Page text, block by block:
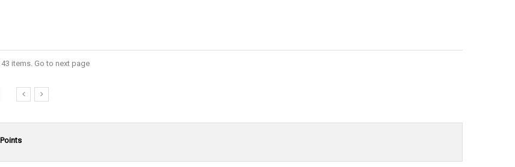
items. Go to next page